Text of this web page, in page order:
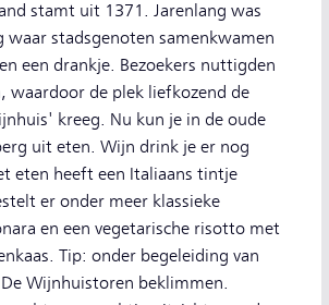
stamt uit 1371. Jarenlang was
waar stadsgenoten samenkwamen
een drankje. Bezoekers nuttigden
waardoor de plek liefkozend de
kreeg. Nu kun je in de oude
uit eten. Wijn drink je er nog
eten heeft een Italiaans tintje
er onder meer klassieke
en een vegetarische risotto met
Tip: onder begeleiding van
Wijnhuistoren beklimmen.